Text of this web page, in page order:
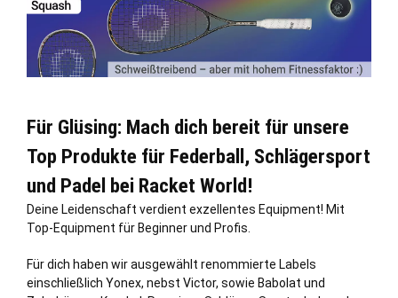
Für Glüsing: Mach dich bereit für unsere
Top Produkte für Federball, Schlägersport
und Padel bei Racket World!
Deine Leidenschaft verdient exzellentes Equipment! Mit
Top-Equipment für Beginner und Profis.
Für dich haben wir ausgewählt renommierte Labels
einschließlich Yonex, nebst Victor, sowie Babolat und